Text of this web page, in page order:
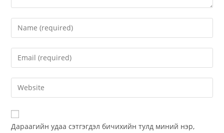
Дараагийн удаа сэтгэгдэл бичихийн тулд миний нэр,